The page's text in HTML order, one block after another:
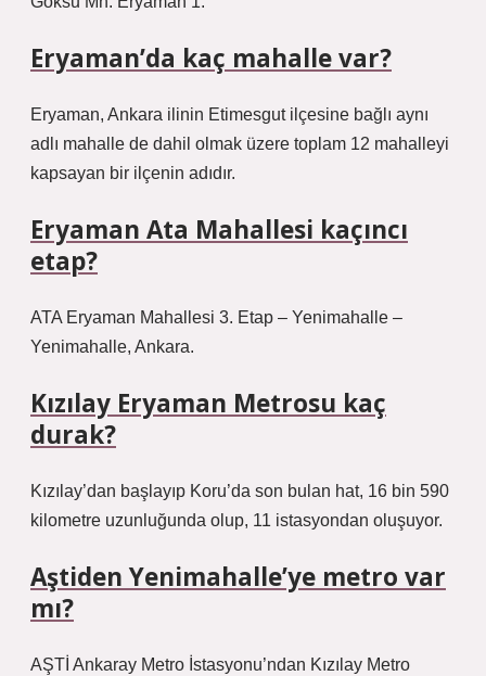
Eryaman’da kaç mahalle var?
Eryaman, Ankara ilinin Etimesgut ilçesine bağlı aynı
adlı mahalle de dahil olmak üzere toplam 12 mahalleyi
kapsayan bir ilçenin adıdır.
Eryaman Ata Mahallesi kaçıncı
etap?
ATA Eryaman Mahallesi 3. Etap – Yenimahalle –
Yenimahalle, Ankara.
Kızılay Eryaman Metrosu kaç
durak?
Kızılay’dan başlayıp Koru’da son bulan hat, 16 bin 590
kilometre uzunluğunda olup, 11 istasyondan oluşuyor.
Aştiden Yenimahalle’ye metro var
mı?
AŞTİ Ankaray Metro İstasyonu’ndan Kızılay Metro